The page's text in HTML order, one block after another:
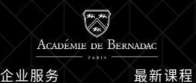
企业服务 最新课程